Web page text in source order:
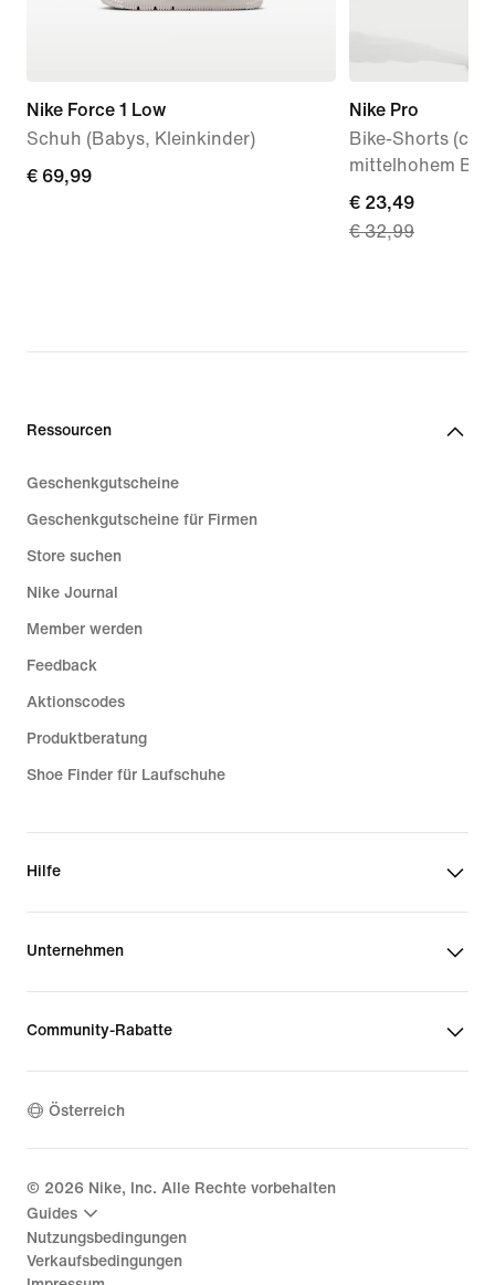
Nike Force 1 Low
Schuh (Babys, Kleinkinder)
€ 69,99
€ 69,99
Nike Pro
Bike-Shorts (ca.
mittelhohem
current
price
€ 32,99
€ 23,49
€ 32,99
Ressourcen
Geschenkgutscheine
Geschenkgutscheine für Firmen
Store suchen
Nike Journal
Member werden
Feedback
Aktionscodes
Produktberatung
Shoe Finder für Laufschuhe
Hilfe
Unternehmen
Community-Rabatte
Österreich
© 2026 Nike, Inc. Alle Rechte vorbehalten
Guides
Nutzungsbedingungen
Verkaufsbedingungen